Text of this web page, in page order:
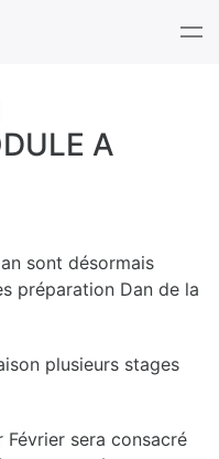
A
sont désormais
préparation Dan de la
plusieurs stages
Février sera consacré